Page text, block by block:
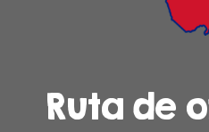
Ruta de